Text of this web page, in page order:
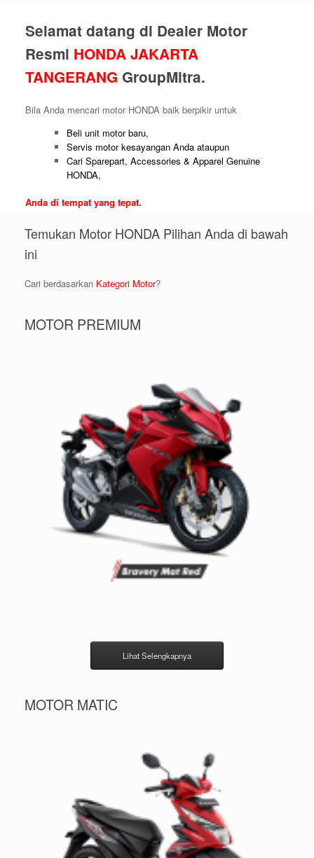
Selamat datang di Dealer Motor
Resmi HONDA JAKARTA
TANGERANG GroupMitra.
Bila Anda mencari motor HONDA baik berpikir untuk
Beli unit motor baru,
Servis motor kesayangan Anda ataupun
Cari Sparepart, Accessories & Apparel Genuine
HONDA,
Anda di tempat yang tepat.
Temukan Motor HONDA Pilihan Anda di bawah
ini
Cari berdasarkan Kategori Motor?
MOTOR PREMIUM
Lihat Selengkapnya
MOTOR MATIC